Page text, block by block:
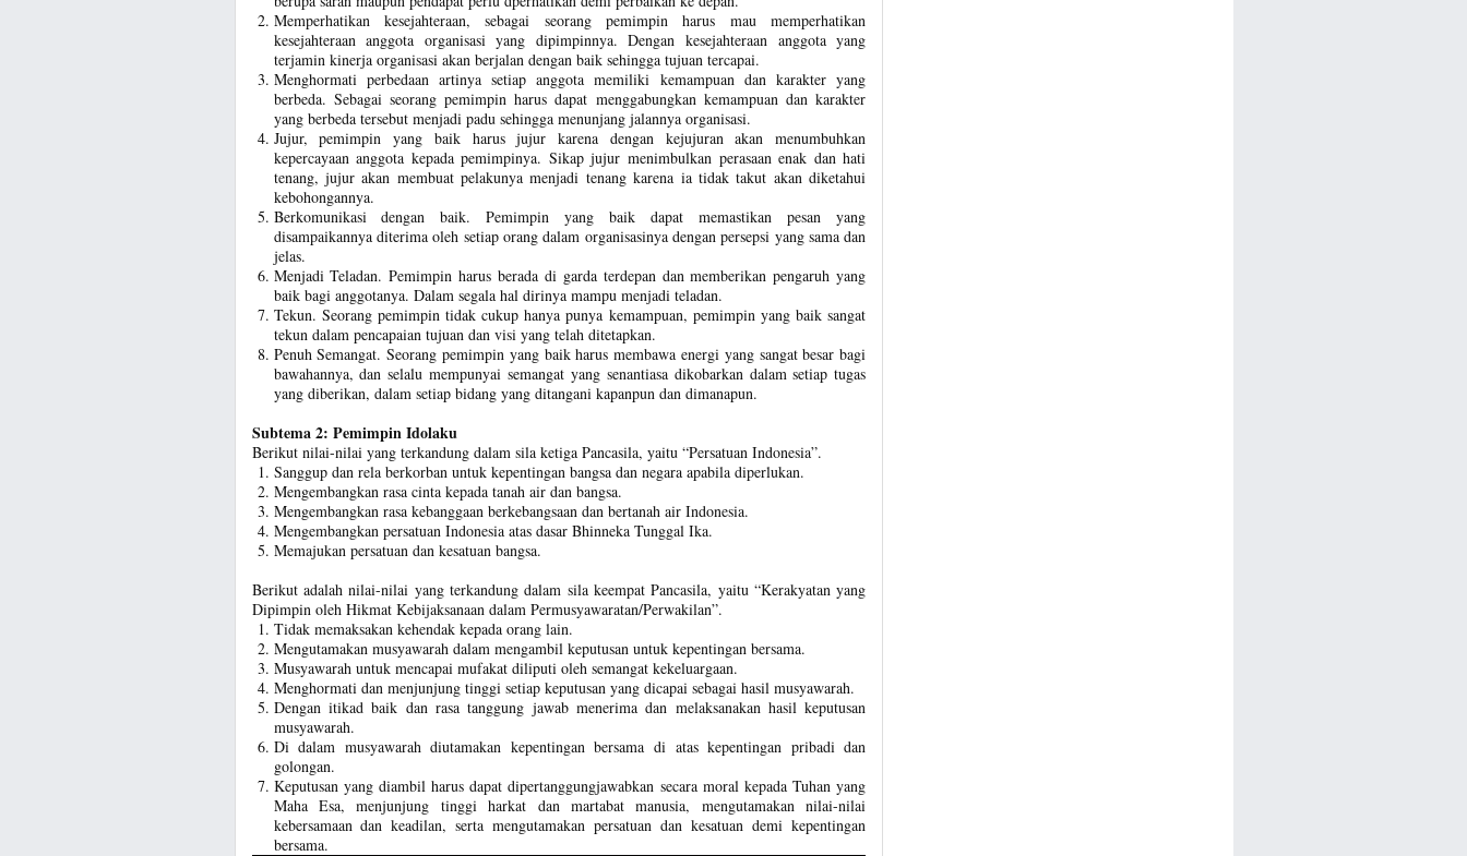
Memperhatikan kesejahteraan, sebagai seorang pemimpin harus mau memperhatikan
kesejahteraan anggota organisasi yang dipimpinnya. Dengan kesejahteraan anggota yang
terjamin kinerja organisasi akan berjalan dengan baik sehingga tujuan tercapai.
Menghormati perbedaan artinya setiap anggota memiliki kemampuan dan karakter yang
berbeda. Sebagai seorang pemimpin harus dapat menggabungkan kemampuan dan karakter
yang berbeda tersebut menjadi padu sehingga menunjang jalannya organisasi.
Jujur, pemimpin yang baik harus jujur karena dengan kejujuran akan menumbuhkan
kepercayaan anggota kepada pemimpinya. Sikap jujur menimbulkan perasaan enak dan hati
tenang, jujur akan membuat pelakunya menjadi tenang karena ia tidak takut akan diketahui
kebohongannya.
Berkomunikasi dengan baik. Pemimpin yang baik dapat memastikan pesan yang
disampaikannya diterima oleh setiap orang dalam organisasinya dengan persepsi yang sama dan
jelas.
Menjadi Teladan. Pemimpin harus berada di garda terdepan dan memberikan pengaruh yang
baik bagi anggotanya. Dalam segala hal dirinya mampu menjadi teladan.
Tekun. Seorang pemimpin tidak cukup hanya punya kemampuan, pemimpin yang baik sangat
tekun dalam pencapaian tujuan dan visi yang telah ditetapkan.
Penuh Semangat. Seorang pemimpin yang baik harus membawa energi yang sangat besar bagi
bawahannya, dan selalu mempunyai semangat yang senantiasa dikobarkan dalam setiap tugas
yang diberikan, dalam setiap bidang yang ditangani kapanpun dan dimanapun.
Subtema 2: Pemimpin Idolaku
Berikut nilai-nilai yang terkandung dalam sila ketiga Pancasila, yaitu “Persatuan Indonesia”.
Sanggup dan rela berkorban untuk kepentingan bangsa dan negara apabila diperlukan.
Mengembangkan rasa cinta kepada tanah air dan bangsa.
Mengembangkan rasa kebanggaan berkebangsaan dan bertanah air Indonesia.
Mengembangkan persatuan Indonesia atas dasar Bhinneka Tunggal Ika.
Memajukan persatuan dan kesatuan bangsa.
Berikut adalah nilai-nilai yang terkandung dalam sila keempat Pancasila, yaitu “Kerakyatan yang
Dipimpin oleh Hikmat Kebijaksanaan dalam Permusyawaratan/Perwakilan”.
Tidak memaksakan kehendak kepada orang lain.
Mengutamakan musyawarah dalam mengambil keputusan untuk kepentingan bersama.
Musyawarah untuk mencapai mufakat diliputi oleh semangat kekeluargaan.
Menghormati dan menjunjung tinggi setiap keputusan yang dicapai sebagai hasil musyawarah.
Dengan itikad baik dan rasa tanggung jawab menerima dan melaksanakan hasil keputusan
musyawarah.
Di dalam musyawarah diutamakan kepentingan bersama di atas kepentingan pribadi dan
golongan.
Keputusan yang diambil harus dapat dipertanggungjawabkan secara moral kepada Tuhan yang
Maha Esa, menjunjung tinggi harkat dan martabat manusia, mengutamakan nilai-nilai
kebersamaan dan keadilan, serta mengutamakan persatuan dan kesatuan demi kepentingan
bersama.